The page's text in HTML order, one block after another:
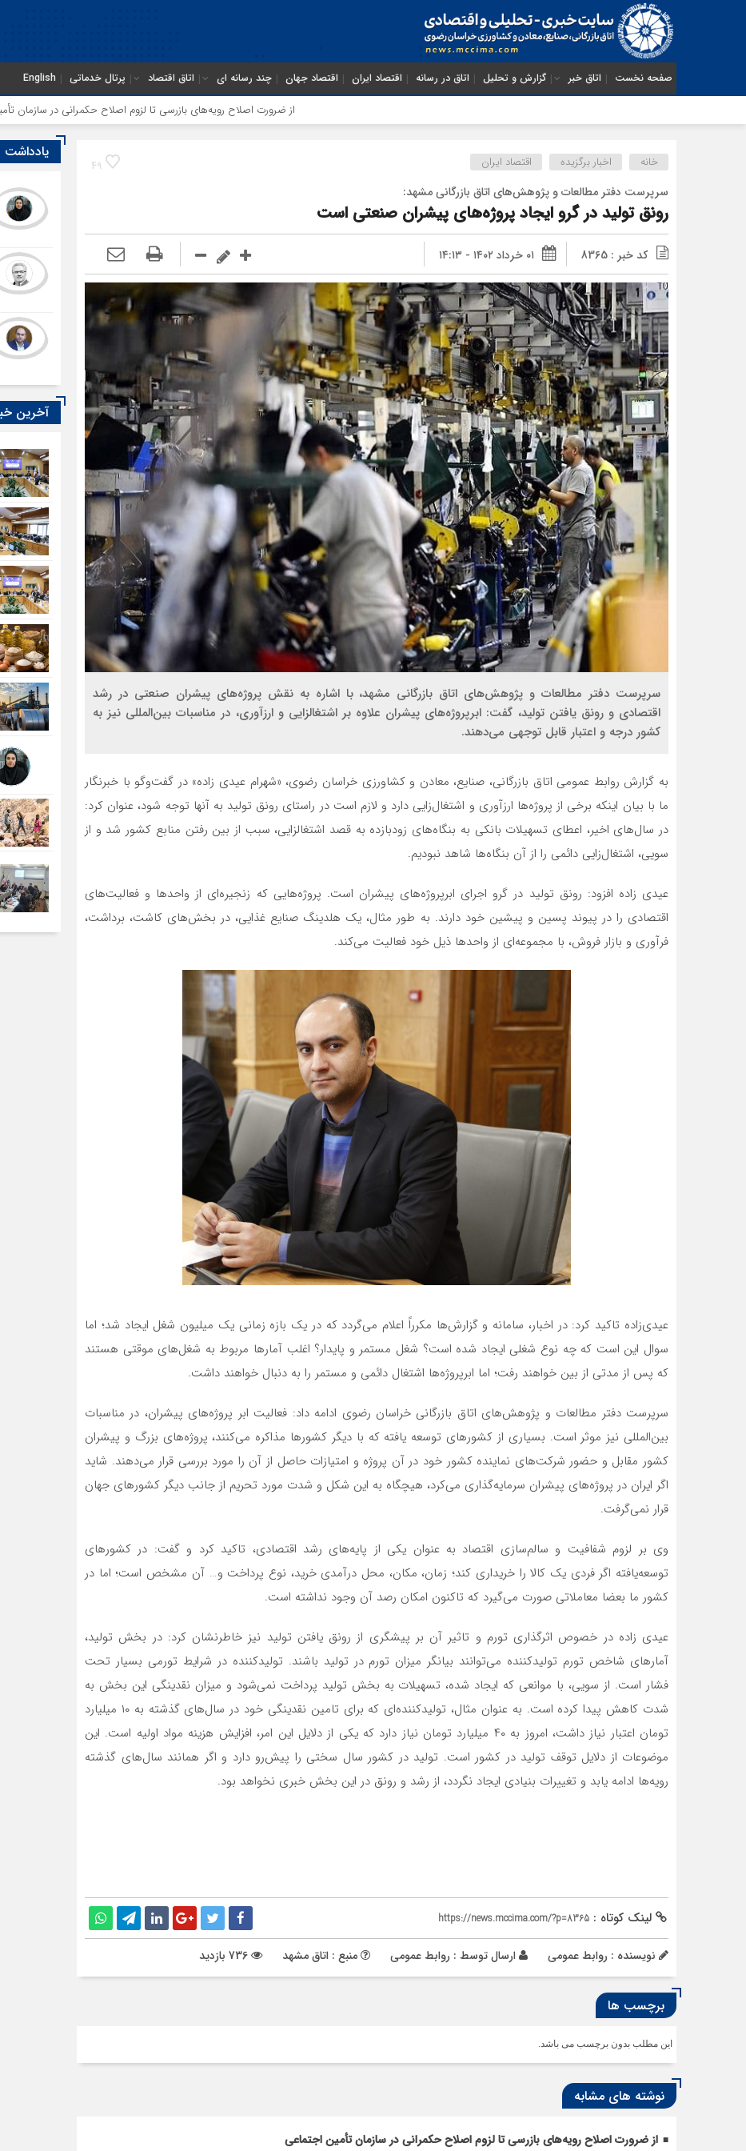
صفحه نخست اتاق خبر گزارش و تحلیل اتاق در رسانه اقتصاد ایران اقتصاد جهان چند رسانه ای اتاق اقتصاد پرتال خدماتی English
از ضرورت اصلاح رویه‌های بازرسی تا لزوم اصلاح حکمرانی در سازمان تأمین اجتماعی
49 خانه اخبار برگزیده اقتصاد ایران
سرپرست دفتر مطالعات و پژوهش‌های اتاق بازرگانی مشهد:
رونق تولید در گرو ایجاد پروژه‌های پیشران صنعتی است
کد خبر : 8365 ۰۱ خرداد ۱۴۰۲ - ۱۴:۱۳
سرپرست دفتر مطالعات و پژوهش‌های اتاق بازرگانی مشهد، با اشاره به نقش پروژه‌های پیشران صنعتی در رشد
اقتصادی و رونق یافتن تولید، گفت: ابرپروژه‌های پیشران علاوه بر اشتغالزایی و ارزآوری، در مناسبات بین‌المللی نیز به
کشور درجه و اعتبار قابل توجهی می‌دهند.
به گزارش روابط عمومی اتاق بازرگانی، صنایع، معادن و کشاورزی خراسان رضوی، «شهرام عیدی زاده» در گفت‌وگو با خبرنگار
ما با بیان اینکه برخی از پروژه‌ها ارزآوری و اشتغال‌زایی دارد و لازم است در راستای رونق تولید به آنها توجه شود، عنوان کرد:
در سال‌های اخیر، اعطای تسهیلات بانکی به بنگاه‌های زودبازده به قصد اشتغالزایی، سبب از بین رفتن منابع کشور شد و از
سویی، اشتغال‌زایی دائمی را از آن بنگاه‌ها شاهد نبودیم.
عیدی زاده افزود: رونق تولید در گرو اجرای ابرپروژه‌های پیشران است. پروژه‌هایی که زنجیره‌ای از واحدها و فعالیت‌های
اقتصادی را در پیوند پسین و پیشین خود دارند. به طور مثال، یک هلدینگ صنایع غذایی، در بخش‌های کاشت، برداشت،
فرآوری و بازار فروش، با مجموعه‌ای از واحدها ذیل خود فعالیت می‌کند.
عیدی‌زاده تاکید کرد: در اخبار، سامانه و گزارش‌ها مکرراً اعلام می‌گردد که در یک بازه زمانی یک میلیون شغل ایجاد شد؛ اما
سوال این است که چه نوع شغلی ایجاد شده است؟ شغل مستمر و پایدار؟ اغلب آمارها مربوط به شغل‌های موقتی هستند
که پس از مدتی از بین خواهند رفت؛ اما ابرپروژه‌ها اشتغال دائمی و مستمر را به دنبال خواهند داشت.
سرپرست دفتر مطالعات و پژوهش‌های اتاق بازرگانی خراسان رضوی ادامه داد: فعالیت ابر پروژه‌های پیشران، در مناسبات
بین‌المللی نیز موثر است. بسیاری از کشورهای توسعه یافته که با دیگر کشورها مذاکره می‌کنند، پروژه‌های بزرگ و پیشران
کشور مقابل و حضور شرکت‌های نماینده کشور خود در آن پروژه و امتیازات حاصل از آن را مورد بررسی قرار می‌دهند. شاید
اگر ایران در پروژه‌های پیشران سرمایه‌گذاری می‌کرد، هیچگاه به این شکل و شدت مورد تحریم از جانب دیگر کشورهای جهان
قرار نمی‌گرفت.
وی بر لزوم شفافیت و سالم‌سازی اقتصاد به عنوان یکی از پایه‌های رشد اقتصادی، تاکید کرد و گفت: در کشورهای
توسعه‌یافته اگر فردی یک کالا را خریداری کند؛ زمان، مکان، محل درآمدی خرید، نوع پرداخت و… آن مشخص است؛ اما در
کشور ما بعضا معاملاتی صورت می‌گیرد که تاکنون امکان رصد آن وجود نداشته است.‌
عیدی زاده در خصوص اثرگذاری تورم و تاثیر آن بر پیشگری از رونق یافتن تولید نیز خاطرنشان کرد: در بخش تولید،
آمارهای شاخص تورم تولیدکننده می‌توانند بیانگر میزان تورم در تولید باشند. تولیدکننده در شرایط تورمی بسیار تحت
فشار است. از سویی، با موانعی که ایجاد شده، تسهیلات به بخش تولید پرداخت نمی‌شود و میزان نقدینگی این بخش به
شدت کاهش پیدا کرده است. به عنوان مثال، تولیدکننده‌ای که برای تامین نقدینگی خود در سال‌های گذشته به ۱۰ میلیارد
تومان اعتبار نیاز داشت، امروز به ۴۰ میلیارد تومان نیاز دارد که یکی از دلایل این امر، افزایش هزینه مواد اولیه است. این
موضوعات از دلایل توقف تولید در کشور است. تولید در کشور سال سختی را پیش‌رو دارد و اگر همانند سال‌های گذشته
رویه‌ها ادامه یابد و تغییرات بنیادی ایجاد نگردد، از رشد و رونق در این بخش خبری نخواهد بود.
لینک کوتاه : https://news.mccima.com/?p=8365
نویسنده : روابط عمومی ارسال توسط : روابط عمومی منبع : اتاق مشهد
برچسب ها
این مطلب بدون برچسب می باشد.
نوشته های مشابه
از ضرورت اصلاح رویه‌های بازرسی تا لزوم اصلاح حکمرانی در سازمان تأمین اجتماعی
یادداشت
آخرین